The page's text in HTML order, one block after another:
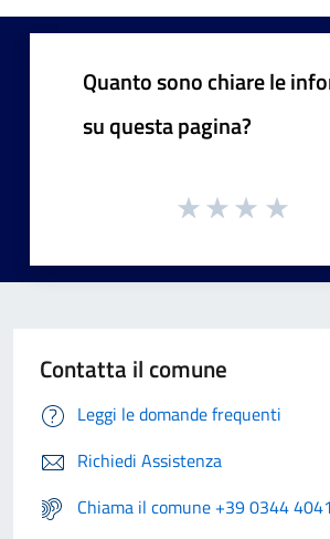
Quanto sono chiare le
su questa pagina?
Contatta il comune
Leggi le domande frequenti
Richiedi Assistenza
Chiama il comune +39 0344